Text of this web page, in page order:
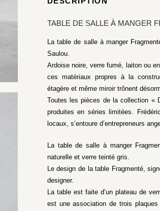
TABLE DE SALLE À MANGER
La table de salle à manger
Saulou.
Ardoise noire, verre fumé, laiton ou
ces matériaux propres à la
étagère et même miroir trônent
Toutes les pièces de la collection «
produites en séries limitées.
locaux, s’entoure d’entrepreneurs
La table de salle à manger
naturelle et verre teinté gris.
Le design de la table Fragmenté,
designer.
La table est faite d’un plateau de
est une association de trois plaques